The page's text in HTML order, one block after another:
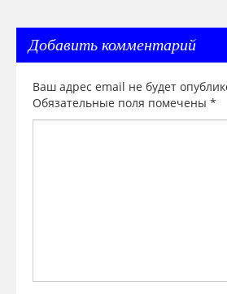
Добавить комментарий
Ваш адрес email не будет
Обязательные поля помечены *